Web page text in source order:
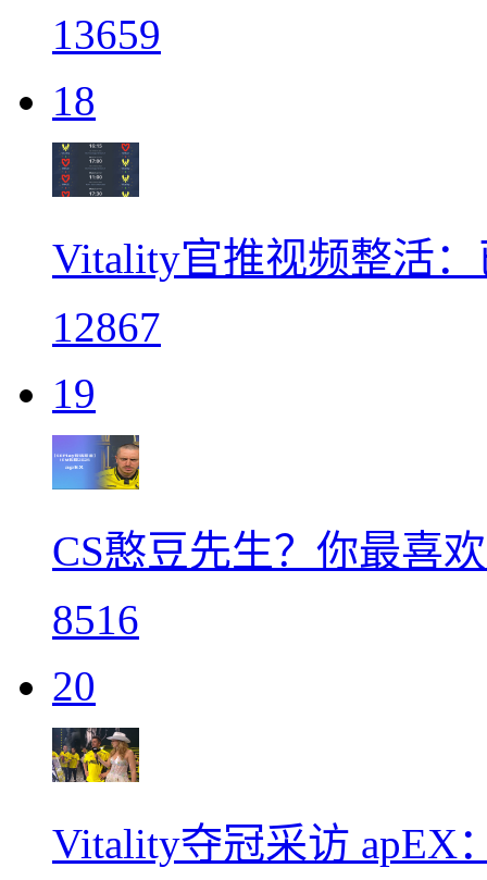
13659
18
Vitality官推视频整活
12867
19
CS憨豆先生？你最喜
8516
20
Vitality夺冠采访 apEX